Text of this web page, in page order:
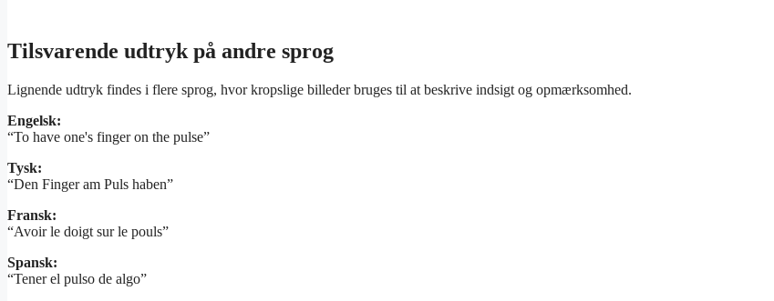
Tilsvarende udtryk på andre sprog
Lignende udtryk findes i flere sprog, hvor kropslige billeder bruges til at beskrive indsigt og opmærksomhed.
Engelsk:
“To have one's finger on the pulse”
Tysk:
“Den Finger am Puls haben”
Fransk:
“Avoir le doigt sur le pouls”
Spansk:
“Tener el pulso de algo”